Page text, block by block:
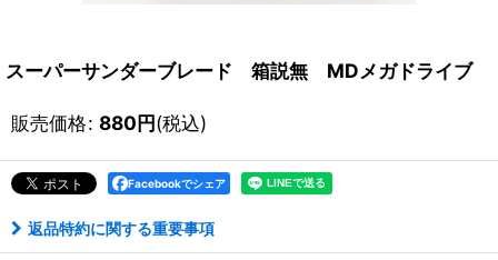
スーパーサンダーブレード 箱説無 MDメガドライブ
販売価格: 880円(税込)
Facebookでシェア
返品特約に関する重要事項